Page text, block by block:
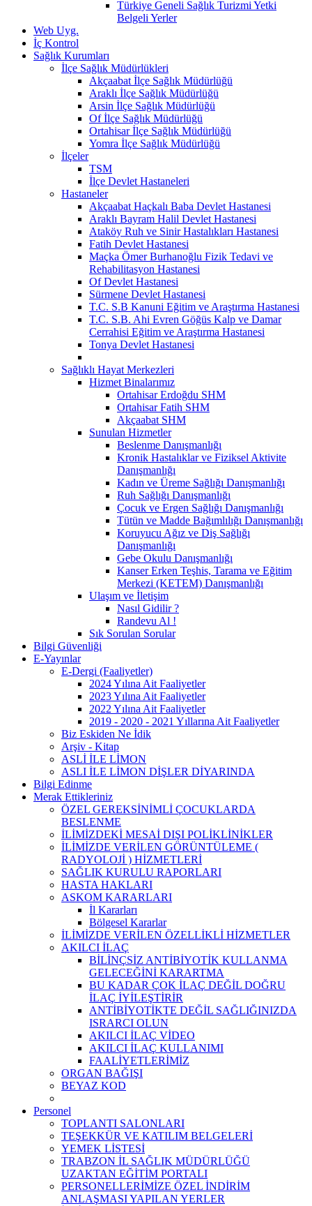
Türkiye Geneli Sağlık Turizmi Yetki
Belgeli Yerler
Web Uyg.
İç Kontrol
Sağlık Kurumları
İlçe Sağlık Müdürlükleri
Akçaabat İlçe Sağlık Müdürlüğü
Araklı İlçe Sağlık Müdürlüğü
Arsin İlçe Sağlık Müdürlüğü
Of İlçe Sağlık Müdürlüğü
Ortahisar İlçe Sağlık Müdürlüğü
Yomra İlçe Sağlık Müdürlüğü
İlçeler
TSM
İlçe Devlet Hastaneleri
Hastaneler
Akçaabat Haçkalı Baba Devlet Hastanesi
Araklı Bayram Halil Devlet Hastanesi
Ataköy Ruh ve Sinir Hastalıkları Hastanesi
Fatih Devlet Hastanesi
Maçka Ömer Burhanoğlu Fizik Tedavi ve
Rehabilitasyon Hastanesi
Of Devlet Hastanesi
Sürmene Devlet Hastanesi
T.C. S.B Kanuni Eğitim ve Araştırma Hastanesi
T.C. S.B. Ahi Evren Göğüs Kalp ve Damar
Cerrahisi Eğitim ve Araştırma Hastanesi
Tonya Devlet Hastanesi
Sağlıklı Hayat Merkezleri
Hizmet Binalarımız
Ortahisar Erdoğdu SHM
Ortahisar Fatih SHM
Akçaabat SHM
Sunulan Hizmetler
Beslenme Danışmanlığı
Kronik Hastalıklar ve Fiziksel Aktivite
Danışmanlığı
Kadın ve Üreme Sağlığı Danışmanlığı
Ruh Sağlığı Danışmanlığı
Çocuk ve Ergen Sağlığı Danışmanlığı
Tütün ve Madde Bağımlılığı Danışmanlığı
Koruyucu Ağız ve Diş Sağlığı
Danışmanlığı
Gebe Okulu Danışmanlığı
Kanser Erken Teşhis, Tarama ve Eğitim
Merkezi (KETEM) Danışmanlığı
Ulaşım ve İletişim
Nasıl Gidilir ?
Randevu Al !
Sık Sorulan Sorular
Bilgi Güvenliği
E-Yayınlar
E-Dergi (Faaliyetler)
2024 Yılına Ait Faaliyetler
2023 Yılına Ait Faaliyetler
2022 Yılına Ait Faaliyetler
2019 - 2020 - 2021 Yıllarına Ait Faaliyetler
Biz Eskiden Ne İdik
Arşiv - Kitap
ASLİ İLE LİMON
ASLI İLE LİMON DİŞLER DİYARINDA
Bilgi Edinme
Merak Ettikleriniz
ÖZEL GEREKSİNİMLİ ÇOCUKLARDA
BESLENME
İLİMİZDEKİ MESAİ DIŞI POLİKLİNİKLER
İLİMİZDE VERİLEN GÖRÜNTÜLEME (
RADYOLOJİ ) HİZMETLERİ
SAĞLIK KURULU RAPORLARI
HASTA HAKLARI
ASKOM KARARLARI
İl Kararları
Bölgesel Kararlar
İLİMİZDE VERİLEN ÖZELLİKLİ HİZMETLER
AKILCI İLAÇ
BİLİNÇSİZ ANTİBİYOTİK KULLANMA
GELECEĞİNİ KARARTMA
BU KADAR ÇOK İLAÇ DEĞİL DOĞRU
İLAÇ İYİLEŞTİRİR
ANTİBİYOTİKTE DEĞİL SAĞLIĞINIZDA
ISRARCI OLUN
AKILCI İLAÇ VİDEO
AKILCI İLAÇ KULLANIMI
FAALİYETLERİMİZ
ORGAN BAĞIŞI
BEYAZ KOD
Personel
TOPLANTI SALONLARI
TEŞEKKÜR VE KATILIM BELGELERİ
YEMEK LİSTESİ
TRABZON İL SAĞLIK MÜDÜRLÜĞÜ
UZAKTAN EĞİTİM PORTALI
PERSONELLERİMİZE ÖZEL İNDİRİM
ANLAŞMASI YAPILAN YERLER